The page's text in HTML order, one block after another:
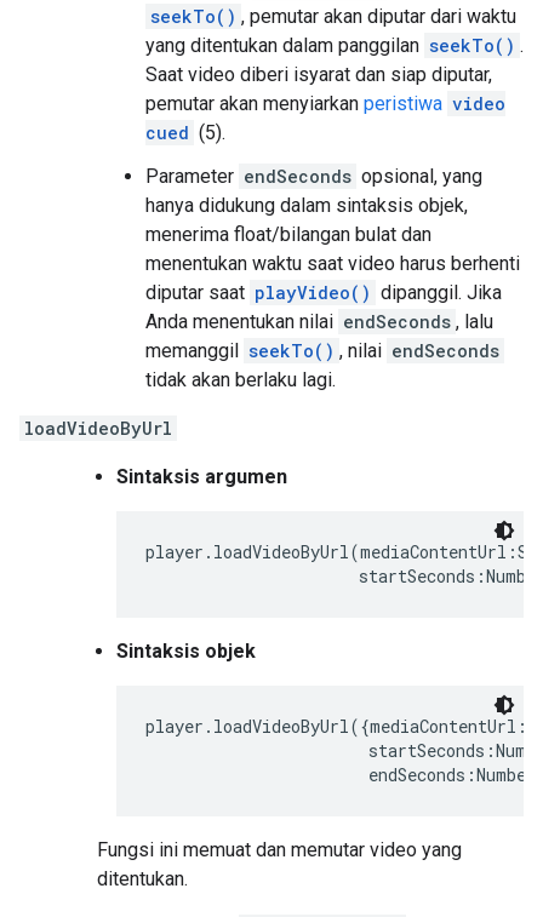
seekTo() , pemutar akan diputar dari waktu
yang ditentukan dalam panggilan seekTo() .
Saat video diberi isyarat dan siap diputar,
pemutar akan menyiarkan peristiwa video
cued (5).
Parameter endSeconds opsional, yang
hanya didukung dalam sintaksis objek,
menerima float/bilangan bulat dan
menentukan waktu saat video harus berhenti
diputar saat playVideo() dipanggil. Jika
Anda menentukan nilai endSeconds , lalu
memanggil seekTo() , nilai endSeconds
tidak akan berlaku lagi.
loadVideoByUrl
Sintaksis argumen
Sintaksis objek
Fungsi ini memuat dan memutar video yang
ditentukan.